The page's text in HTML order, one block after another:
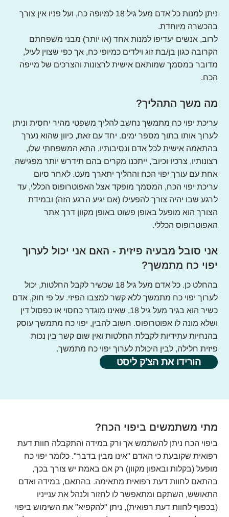
ניתן למנות כל אדם מעל גיל 18 למיופה כח, ועל פניו אין צורך
בהכשרה מיוחדת.
לרוב, אנשים יעדיפו למנות אחד (או יותר) מבני משפחתם
הקרובה כגון בן/בת זוג וילדים כמיופי כח, אך כפי שצוין לעיל,
מדובר במסמך שמותאם אישית לרצונות והצרכים של מייפה
הכח.
מה משך התהליך?
עריכת יפוי כח מתמשך נחשב להליך משפטי מהיר יחסית וניתן
לערוך אותו בתוך מספר ימים. יחד עם זאת, כיוון שהוא נערך
בהתאמה אישית לכל אדם ונסיבותיו, התא המשפחתי שלו,
רצונותיו, צרכיו וכיוב', ייתכנו מקרים בהם תידרש יותר מפגישה
אחת עם עורך יפוי הכח וההליך יתארך מעט. לאחר סיום
עריכת יפוי הכח, המסמך מופקד אצל האפוטרופוס הכללי, עד
לרגע שבו יהיה צורך להפעילו (אם יגיע הרגע הזה) ובמידת
הצורך הוא מופעל באופן פשוט באופן מקוון דרך אתר
האפוטרופוס הכללי.
אני סובל מבעיה פיזית - האם אני יכול לערוך
יפוי כח מתמשך?
בהחלט כן. כל אדם מעל גיל 18 שכשיר לקבל החלטות, יכול
לערוך יפוי כח מתמשך ללא קשר למצבו הפיזי. על פי חוק, אדם
כשיר הוא בגיר מעל גיל 18, שאינו מוגדר כחסוי או כפסול דין
ושלא מונה לו אפוטרופוס. חשוב להבין, יפוי כח מתמשך עוסק
בהנחיות עתידיות לקבלת החלטות ואין שום קשר בין נכות
פיזית חלילה, לבין היכולת לערוך יפוי כח מתמשך.
הורידו את הצ'ק ליסט
מתי משתמשים ביפוי הכח?
ביפוי הכח ניתן להשתמש אך ורק במידה והתקבלה חוות דעת
רפואית שקובעת כי האדם "אינו מבין בדבר". כלומר יפוי כח
מופעל (בקלות ובאפון מקוון) רק אם באמת יש צורך בכך,
בהתאם לחוות דעת רפואית מתאימה. בהתאם, במידה ואדם
התאושש, השתקם ומתאפשר לו לחזור ולנהל את ענייניו
(בכפוף לחוות דעת רפואית), ניתן "להקפיא" את השימוש ביפוי